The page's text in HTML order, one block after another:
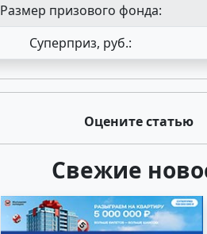
Размер призового фонда:
Суперприз, руб.:
Оцените статью
Свежие